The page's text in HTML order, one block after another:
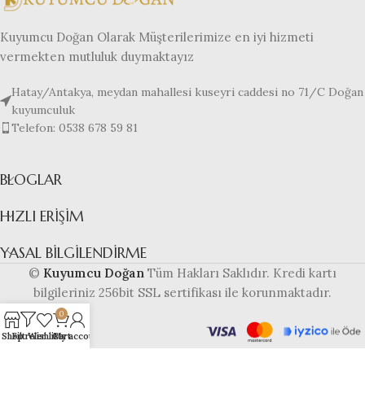
Kuyumcu Doğan Olarak Müşterilerimize en iyi hizmeti
vermekten mutluluk duymaktayız
Hatay/Antakya, meydan mahallesi kuseyri caddesi no 71/C Doğan
kuyumculuk
Telefon: 0538 678 59 81
BLOGLAR
HIZLI ERIŞIM
YASAL BILGILENDIRME
© Kuyumcu Doğan Tüm Hakları Saklıdır. Kredi kartı
bilgileriniz 256bit SSL sertifikası ile korunmaktadır.
ShopFiltrelerWishlist
0
Cart
My account